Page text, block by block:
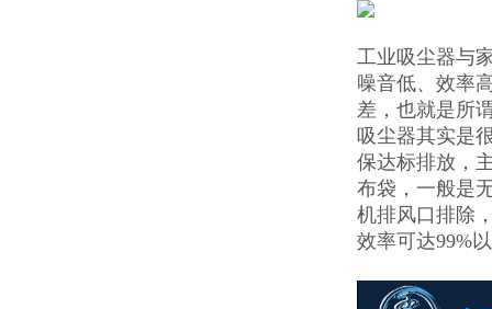
工业吸尘器与
噪音低、效率
差，也就是所
吸尘器其实是
保达标排放，
布袋，一般是
机排风口排除
效率可达99%